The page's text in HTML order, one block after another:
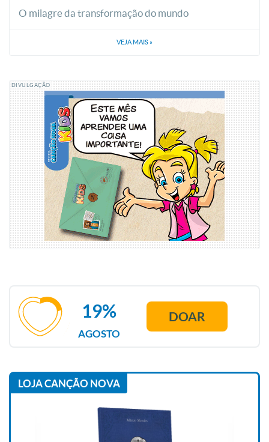
O milagre da transformação do mundo
VEJA MAIS »
DIVULGAÇÃO
AGOSTO
19% DOAR
LOJA CANÇÃO NOVA